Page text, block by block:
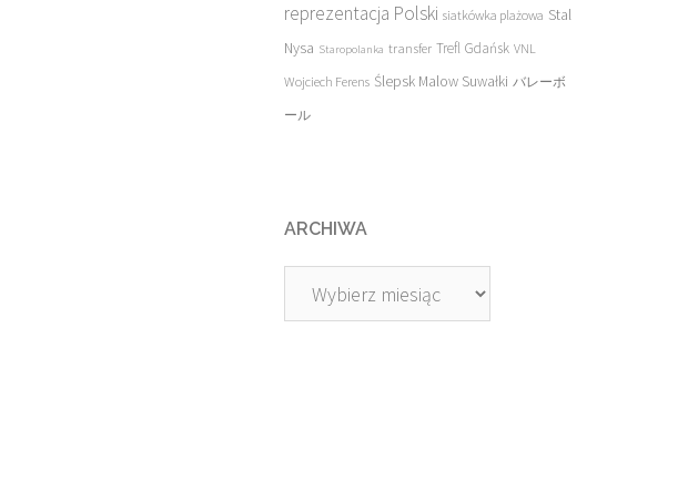
reprezentacja Polski siatkówka plażowa Stal
Nysa Staropolanka transfer Trefl Gdańsk VNL
Wojciech Ferens Ślepsk Malow Suwałki バレーボ
ール
ARCHIWA
Archiwa